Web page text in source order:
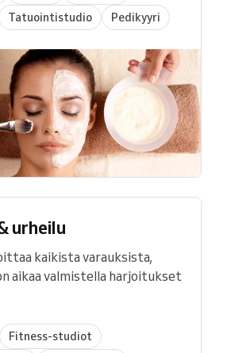
Tatuointistudio Pedikyyri
urheilu
kaikista varauksista,
aikaa valmistella harjoitukset
Fitness-studiot